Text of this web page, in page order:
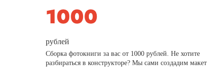
рублей
Сборка фотокниги за вас от 1000 рублей. Не хотите
разбираться в конструкторе? Мы сами создадим макет